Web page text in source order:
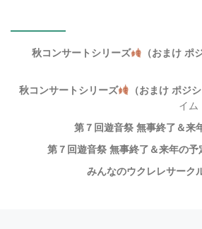
秋コンサートシリーズ （おまけ ポ
秋コンサートシリーズ
（おまけ ポジ
イム
第７回遊音祭 無事終了＆来
第７回遊音祭 無事終了＆来年の予
みんなのウクレレサーク